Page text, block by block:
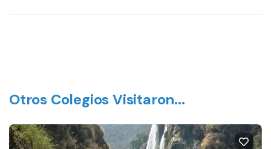
Otros Colegios Visitaron...